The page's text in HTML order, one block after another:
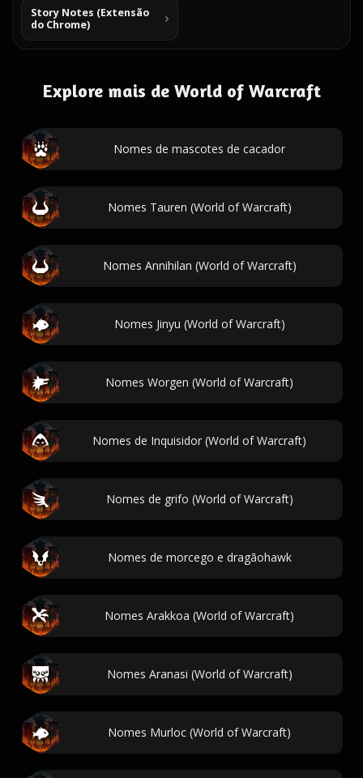
Story Notes (Extensão
do Chrome)
Explore mais de World of Warcraft
Nomes de mascotes de cacador
Nomes Tauren (World of Warcraft)
Nomes Annihilan (World of Warcraft)
Nomes Jinyu (World of Warcraft)
Nomes Worgen (World of Warcraft)
Nomes de Inquisidor (World of Warcraft)
Nomes de grifo (World of Warcraft)
Nomes de morcego e dragãohawk
Nomes Arakkoa (World of Warcraft)
Nomes Aranasi (World of Warcraft)
Nomes Murloc (World of Warcraft)